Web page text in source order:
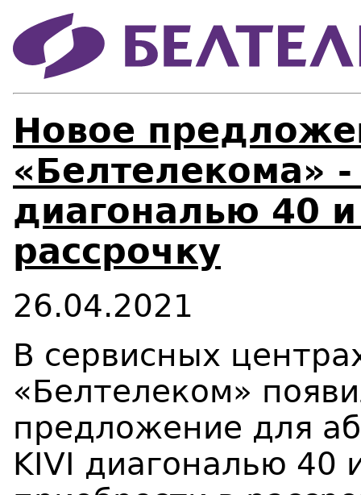
Новое
«Белтелекома»
диагональю 40
рассрочку
26.04.2021
В сервисных
«Белтелеком»
предложение для
KIVI диагональю